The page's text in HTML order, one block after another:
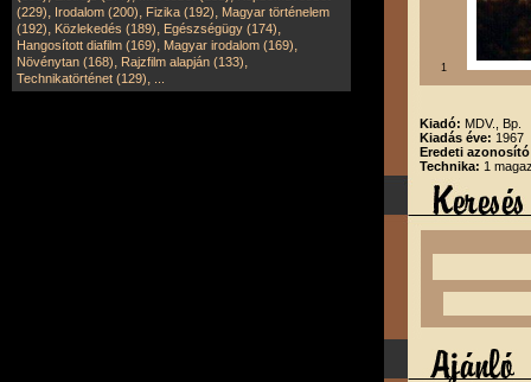
(229), Irodalom (200), Fizika (192), Magyar történelem
(192), Közlekedés (189), Egészségügy (174),
Hangosított diafilm (169), Magyar irodalom (169),
Növénytan (168), Rajzfilm alapján (133),
Technikatörténet (129),
1
Kiadó: MDV., Bp.
Kiadás éve: 1967
Eredeti
Technika: 1